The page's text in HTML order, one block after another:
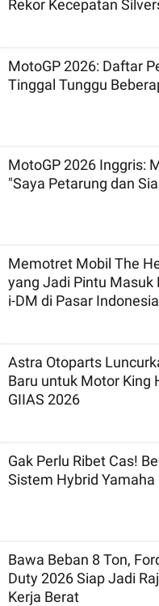
Rekor Kecepatan
MotoGP 2026: Daftar
Tinggal Tunggu
MotoGP 2026 Inggris:
"Saya Petarung dan
Memotret Mobil The
yang Jadi Pintu Masuk
i-DM di Pasar Indonesia
Astra Otoparts
Baru untuk Motor King
GIIAS 2026
Gak Perlu Ribet Cas!
Sistem Hybrid
Bawa Beban 8 Ton,
Duty 2026 Siap Jadi
Kerja Berat